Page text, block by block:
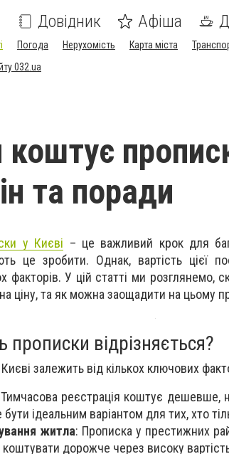
Довідник Афіша
Погода Нерухомість Карта міста
032.ua
коштує
та поради
у Києві – це важливий крок для
це зробити. Однак, вартість цієї
факторів. У цій статті ми розглянемо,
ціну, та як можна заощадити на цьому
прописки відрізняється?
залежить від кількох ключових
реєстрація коштує дешевше,
ідеальним варіантом для тих, хто
житла: Прописка у престижних
дорожче через високу